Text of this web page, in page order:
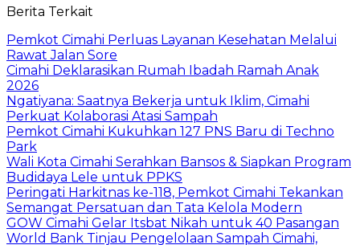
Berita Terkait
Pemkot Cimahi Perluas Layanan Kesehatan Melalui
Rawat Jalan Sore
Cimahi Deklarasikan Rumah Ibadah Ramah Anak
2026
Ngatiyana: Saatnya Bekerja untuk Iklim, Cimahi
Perkuat Kolaborasi Atasi Sampah
Pemkot Cimahi Kukuhkan 127 PNS Baru di Techno
Park
Wali Kota Cimahi Serahkan Bansos & Siapkan Program
Budidaya Lele untuk PPKS
Peringati Harkitnas ke-118, Pemkot Cimahi Tekankan
Semangat Persatuan dan Tata Kelola Modern
GOW Cimahi Gelar Itsbat Nikah untuk 40 Pasangan
World Bank Tinjau Pengelolaan Sampah Cimahi,